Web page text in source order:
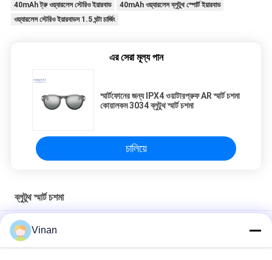
40mAh ট্রু ওয়্যারলেস স্টেরিও ইয়ারবাড
40mAh ওয়্যারলেস ব্লুটুথ স্পোর্ট ইয়ারবাড
ওয়্যারলেস স্টেরিও ইয়ারবাডস 1.5 ঘন্টা চার্জিং
এর সেরা মূল্য পান
স্মার্টফোনের জন্য IPX4 ওয়াটারপ্রুফ AR স্মার্ট চশমা
কোয়ালকম 3034 ব্লুটুথ স্মার্ট চশমা
চালিয়ে
ব্লুটুথ স্মার্ট চশমা
90mAh ক্যাপাসিটি ব্লুটুথ 5.1 ব্লুটুথ সানগ্লাস মিউজিক সহ 4-6 ঘন্টা
TR নমনীয় ফ্রেম BT 5.3 সঙ্গীত 4-5 ঘন্টা সাইক্লিং স্পোর্টস ব্লুটুথ রাইডিং চশমা
Vinan